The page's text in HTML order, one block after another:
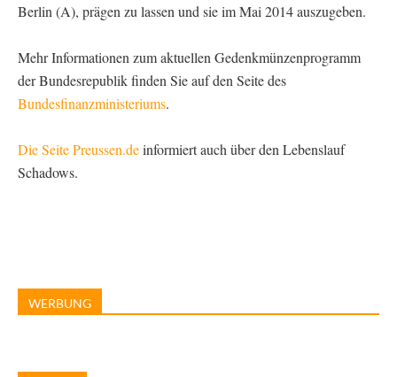
Berlin (A), prägen zu lassen und sie im Mai 2014 auszugeben.
Mehr Informationen zum aktuellen Gedenkmünzenprogramm
der Bundesrepublik finden Sie auf den Seite des
Bundesfinanzministeriums.
Die Seite Preussen.deinformiert auch über den Lebenslauf
Schadows.
WERBUNG